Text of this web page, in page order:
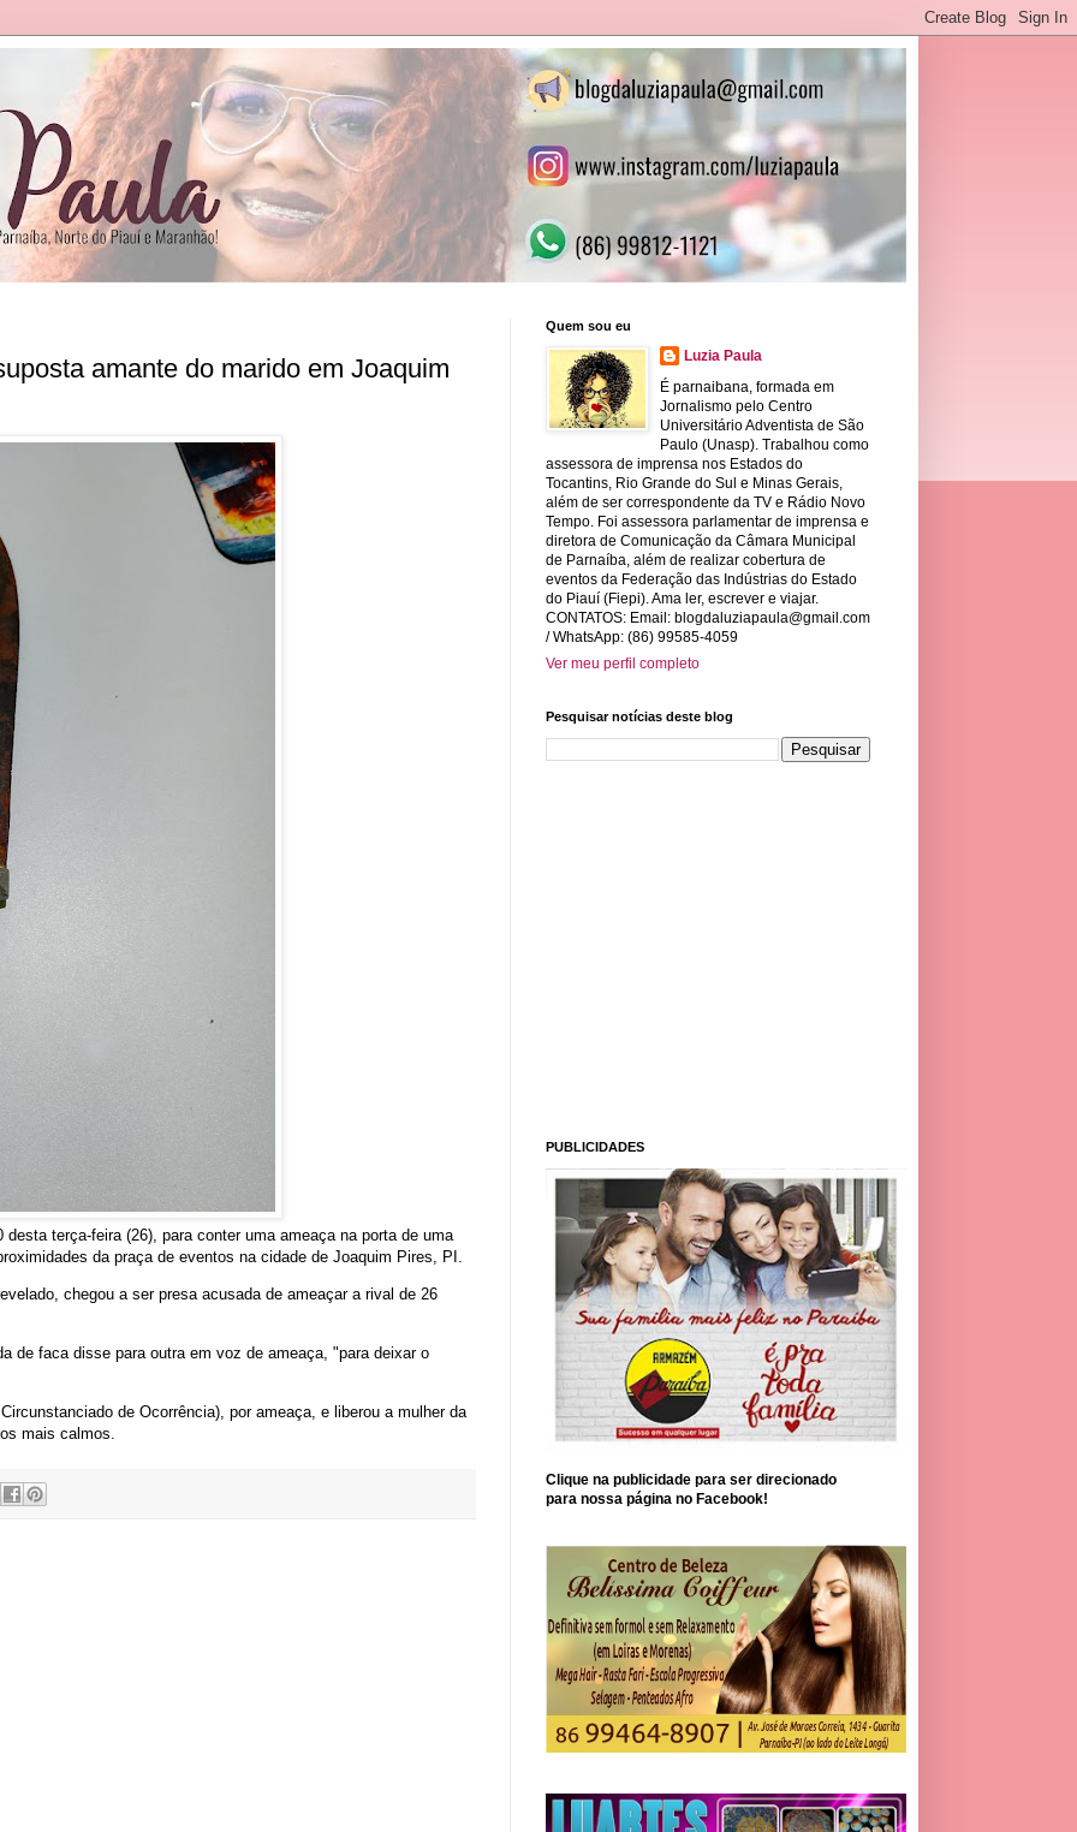
amante do marido em Joaquim
terça-feira (26), para conter uma ameaça na porta de uma
da praça de eventos na cidade de Joaquim Pires, PI.
chegou a ser presa acusada de ameaçar a rival de 26
de faca disse para outra em voz de ameaça, "para deixar o
de Ocorrência), por ameaça, e liberou a mulher da
mais calmos.
Quem sou eu
Luzia Paula
É parnaibana, formada em
Jornalismo pelo Centro
Universitário Adventista de São
Paulo (Unasp). Trabalhou como
assessora de imprensa nos Estados do
Tocantins, Rio Grande do Sul e Minas Gerais,
além de ser correspondente da TV e Rádio Novo
Tempo. Foi assessora parlamentar de imprensa e
diretora de Comunicação da Câmara Municipal
de Parnaíba, além de realizar cobertura de
eventos da Federação das Indústrias do Estado
do Piauí (Fiepi). Ama ler, escrever e viajar.
CONTATOS: Email: blogdaluziapaula@gmail.com
/ WhatsApp: (86) 99585-4059
Ver meu perfil completo
Pesquisar notícias deste blog
PUBLICIDADES
Clique na publicidade para ser direcionado
para nossa página no Facebook!